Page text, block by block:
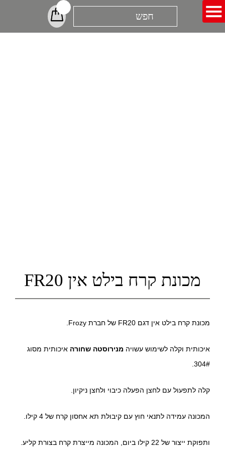
מכונת קרח בילט אין FR20
מכונת קרח בילט אין דגם FR20 של חברת Frozy.
איכותית וקלה לשימוש עשויה מנירוסטה שחורה איכותית מסוג
304#.
קלה לתפעול עם לחצן הפעלה כיבוי ולחצן ניקיון.
המכונה עמידה לתנאי חוץ עם קיבולת תא אחסון קרח של 4 קילו.
ותפוקת ייצור של 22 קילו ביום, המכונה מייצרת קרח בצורת קליע.